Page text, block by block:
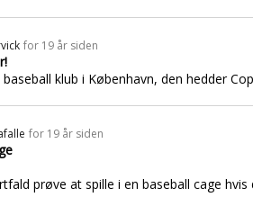
for 19 år siden
baseball klub i København, den hedder
for 19 år siden
prøve at spille i en baseball cage